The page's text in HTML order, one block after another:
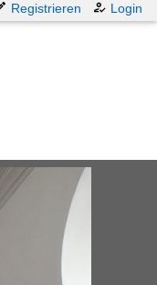
Registrieren Login